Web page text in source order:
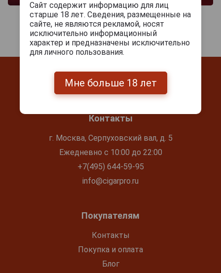
Контакты
г. Москва, Серпуховский вал, д. 5
Ежедневно с 10:00 до 22:00
+7(495) 644-59-95
info@cigarpro.ru
Покупателям
Контакты
Покупка и оплата
Блог
Сайт содержит информацию для лиц
старше 18 лет. Сведения, размещенные на
сайте, не являются рекламой, носят
исключительно информационный
характер и предназначены исключительно
для личного пользования.
Мне больше 18 лет